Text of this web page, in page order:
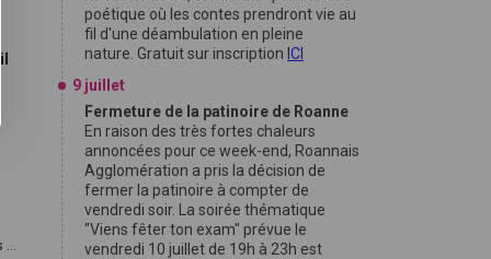
...
poétique où les contes prendront vie au
fil d'une déambulation en pleine
nature. Gratuit sur inscription ICI
9 juillet
Fermeture de la patinoire de Roanne
En raison des très fortes chaleurs
annoncées pour ce week-end, Roannais
Agglomération a pris la décision de
fermer la patinoire à compter de
vendredi soir. La soirée thématique
"Viens fêter ton exam" prévue le
vendredi 10 juillet de 19h à 23h est